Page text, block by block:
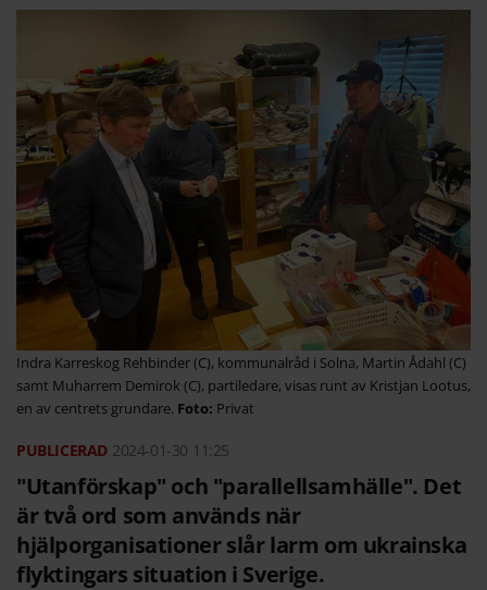
Indra Karreskog Rehbinder (C), kommunalråd i Solna, Martin Ådahl (C)
samt Muharrem Demirok (C), partiledare, visas runt av Kristjan Lootus,
en av centrets grundare.
Privat
2024-01-30 11:25
"Utanförskap" och "parallellsamhälle". Det
är två ord som används när
hjälporganisationer slår larm om ukrainska
flyktingars situation i Sverige.